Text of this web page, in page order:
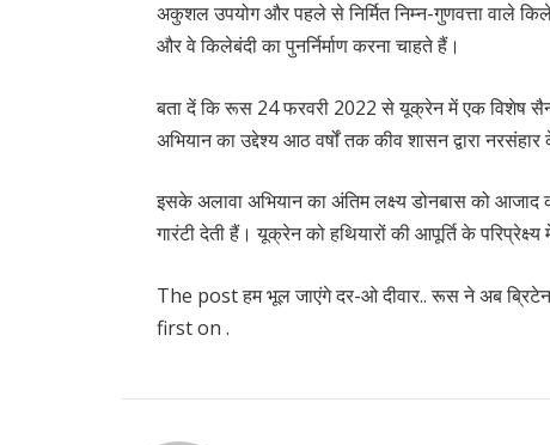
अकुशल उपयोग और पहले से निर्मित निम्न-गुणवत्ता वाले
और वे किलेबंदी का पुनर्निर्माण करना चाहते हैं।
बता दें कि रूस 24 फरवरी 2022 से यूक्रेन में एक विशेष
अभियान का उद्देश्य आठ वर्षों तक कीव शासन द्वारा
इसके अलावा अभियान का अंतिम लक्ष्य डोनबास को आजाद
गारंटी देती हैं। यूक्रेन को हथियारों की आपूर्ति के
The post हम भूल जाएंगे दर-ओ दीवार.. रूस ने अब
first on .